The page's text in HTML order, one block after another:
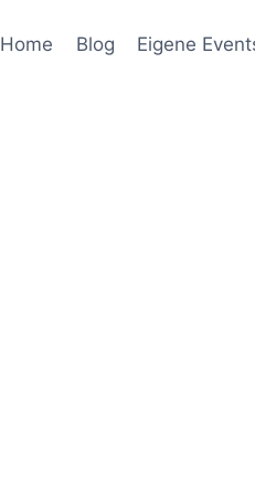
Home Blog Eigene